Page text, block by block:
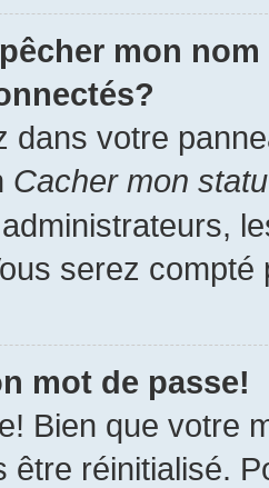
mon
dans votre
Cacher mon
serez
mot de passe!
Bien que votre
être réinitialisé.